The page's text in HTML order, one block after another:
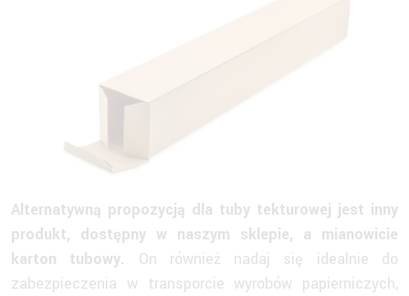
Alternatywną propozycją dla tuby tekturowej jest inny
produkt, dostępny w naszym sklepie, a mianowicie
karton tubowy. On również nadaj się idealnie do
zabezpieczenia w transporcie wyrobów papierniczych,